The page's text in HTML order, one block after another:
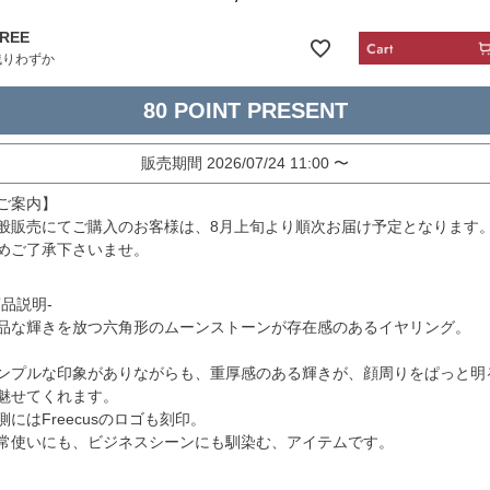
わずか
80
販売期間 2026/07/24 11:00 〜
案内】
販売にてご購入のお客様は、8月上旬より順次お届け予定となります
ご了承下さいませ。
説明-
な輝きを放つ六角形のムーンストーンが存在感のあるイヤリング。
プルな印象がありながらも、重厚感のある輝きが、顔周りをぱっと明
せてくれます。
にはFreecusのロゴも刻印。
使いにも、ビジネスシーンにも馴染む、アイテムです。